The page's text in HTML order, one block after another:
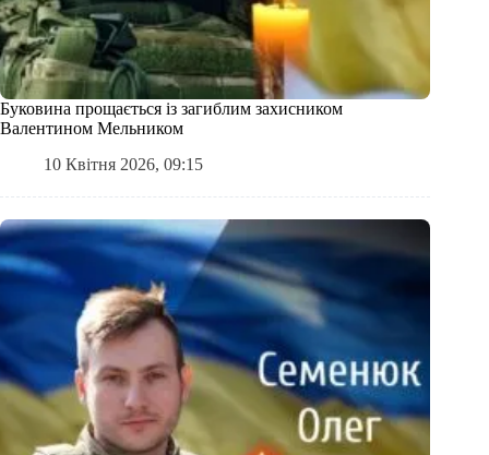
Буковина прощається із загиблим захисником
Валентином Мельником
10 Квітня 2026, 09:15